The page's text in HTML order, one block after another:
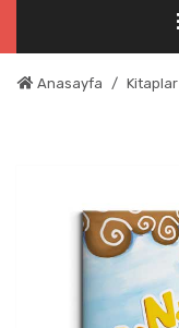
Anasayfa Kitaplar